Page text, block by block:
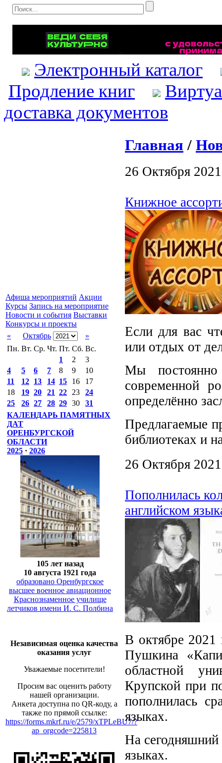
Электронный каталог
Продление книг
доставка документов
Афиша мероприятий Акции
Курсы Запись на мероприятие
Новости и события Выставки
Конкурсы и проекты
«
Октябрь
»
Пн. Вт. Ср. Чт. Пт. Сб. Вс.
1
2
3
4
5 6 7 8 9
10
11
12 13 14 15 16
17
18
19 20 21 22 23
24
25
26 27 28 29 30
31
КАЛЕНДАРЬ ПАМЯТНЫХ
ДАТ
ОРЕНБУРГСКОЙ
ОБЛАСТИ
2025 · 2026
105 лет назад
10 августа 1921 года
образовано Оренбургское
высшее военное авиационное
Краснознаменное училище
летчиков имени И. С. Полбина
Независимая оценка качества
оказания услуг
Уважаемые посетители!
Просим вас оценить работу
нашей организации.
Анкета доступна по QR-коду, а
также по прямой ссылке:
https://forms.mkrf.ru/e/2579/xTPLeBU7/?
ap_orgcode=225813
Главная /
26 Октября 2021
Книжное
Если для вас
или отдых от
Мы постоянно
современной
определённо
Предлагаемые
библиотеках и
26 Октября 2021
Пополнилась
английском
В октябре 2021
Пушкина
областной
Крупской при
пополнилась
языках.
На сегодняшний
языках.